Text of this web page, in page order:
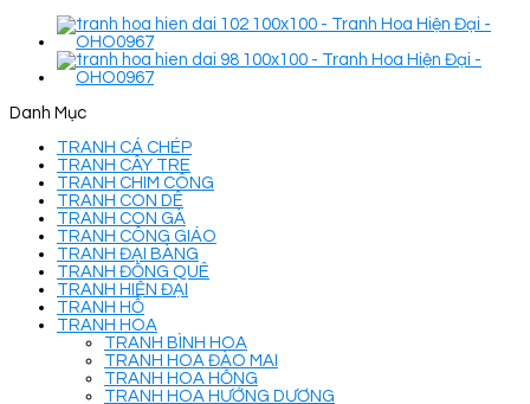
Danh Mục
TRANH CÁ CHÉP
TRANH CÂY TRE
TRANH CHIM CÔNG
TRANH CON DÊ
TRANH CON GÀ
TRANH CÔNG GIÁO
TRANH ĐẠI BÀNG
TRANH ĐỒNG QUÊ
TRANH HIỆN ĐẠI
TRANH HỔ
TRANH HOA
TRANH BÌNH HOA
TRANH HOA ĐÀO MAI
TRANH HOA HỒNG
TRANH HOA HƯỚNG DƯƠNG